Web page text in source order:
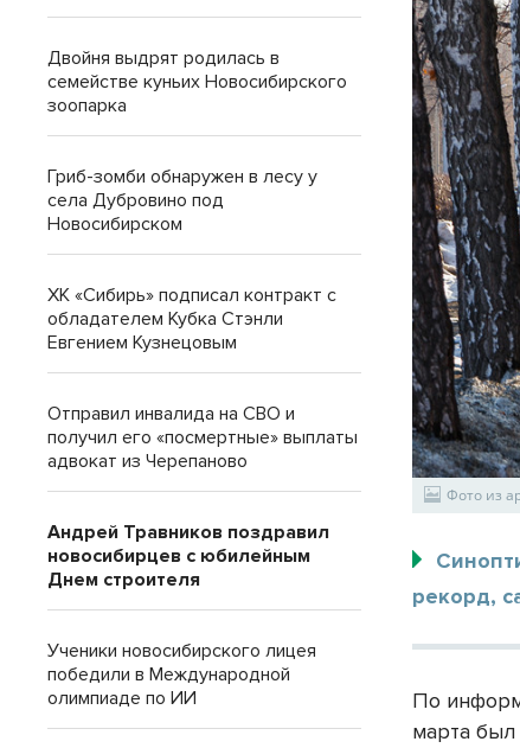
Фото из
рекорд,
По
марта был
Двойня выдрят родилась в
семействе куньих Новосибирского
зоопарка
Гриб-зомби обнаружен в лесу у
села Дубровино под
Новосибирском
ХК «Сибирь» подписал контракт с
обладателем Кубка Стэнли
Евгением Кузнецовым
Отправил инвалида на СВО и
получил его «посмертные» выплаты
адвокат из Черепаново
Андрей Травников поздравил
новосибирцев с юбилейным
Днем строителя
Ученики новосибирского лицея
победили в Международной
олимпиаде по ИИ